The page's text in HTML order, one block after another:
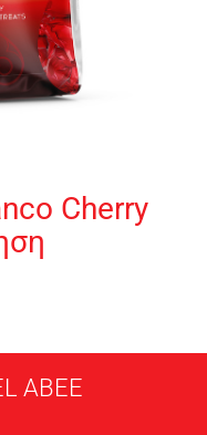
Cherry
ABEE